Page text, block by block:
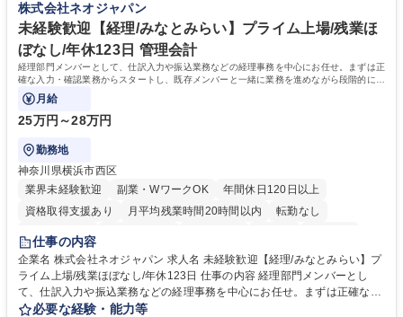
株式会社ネオジャパン
未経験歓迎【経理/みなとみらい】プライム上場/残業ほ
ぼなし/年休123日 管理会計
経理部門メンバーとして、仕訳入力や振込業務などの経理事務を中心にお任せ。まずは正
確な入力・確認業務からスタートし、既存メンバーと一緒に業務を進めながら段階的に経
理知識を身につけていただきます。
月給
25万円～28万円
勤務地
神奈川県横浜市西区
業界未経験歓迎
副業・WワークOK
年間休日120日以上
資格取得支援あり
月平均残業時間20時間以内
転勤なし
未経験者歓迎
完全週休2日制
交通費支給 駅近5分以内 土日祝休み
服装自由
寮・社宅あり
仕事の内容
企業名 株式会社ネオジャパン 求人名 未経験歓迎【経理/みなとみらい】プ
ライム上場/残業ほぼなし/年休123日 仕事の内容 経理部門メンバーとし
て、仕訳入力や振込業務などの経理事務を中心にお任せ。まずは正確な入
力・確認業務からスタートし、既存メンバーと一緒に業務を進めながら段
必要な経験・能力等